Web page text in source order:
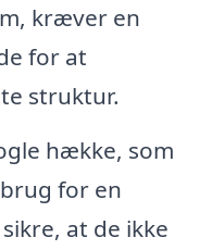
kræver en
for at
struktur.
hække, som
for en
at de ikke